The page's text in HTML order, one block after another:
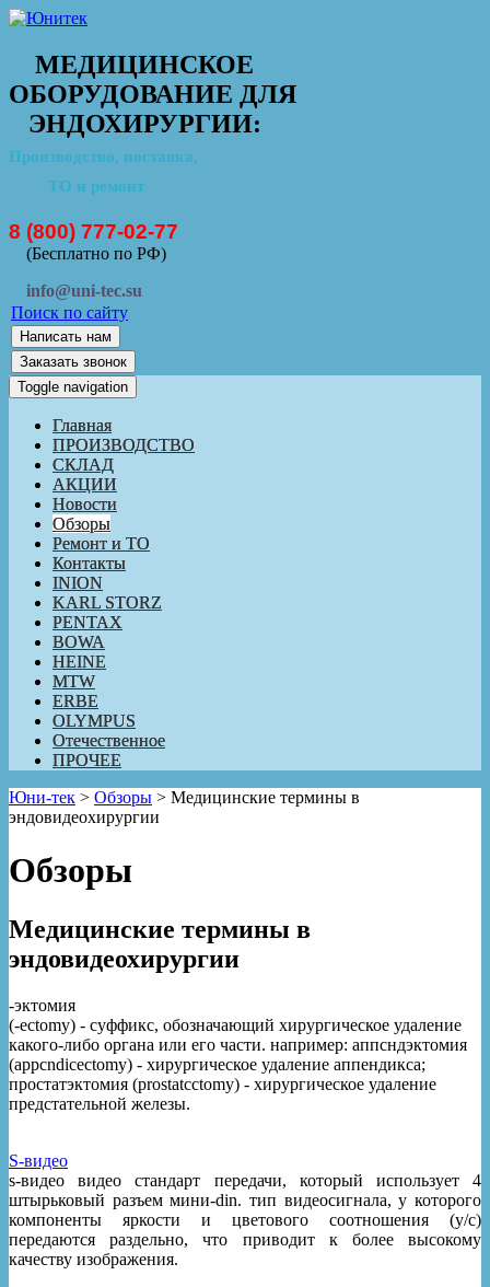
МЕДИЦИНСКОЕ
ОБОРУДОВАНИЕ ДЛЯ
ЭНДОХИРУРГИИ:
Производство, поставка,
ТО и ремонт
8 (800) 777-02-77
(Бесплатно по РФ)
info@uni-tec.su
Поиск по сайту
Написать нам
Заказать звонок
Toggle navigation
Главная
ПРОИЗВОДСТВО
СКЛАД
АКЦИИ
Новости
Обзоры
Ремонт и ТО
Контакты
INION
KARL STORZ
PENTAX
BOWA
HEINE
MTW
ERBE
OLYMPUS
Отечественное
ПРОЧЕЕ
Юни-тек > Обзоры > Медицинские термины в
эндовидеохирургии
Обзоры
Медицинские термины в
эндовидеохирургии
-эктомия
(-ectomy) - суффикс, обозначающий хирургическое удаление
какого-либо органа или его части. например: аппсндэктомия
(appcndicectomy) - хирургическое удаление аппендикса;
простатэктомия (prostatcctomy) - хирургическое удаление
предстательной железы.
S-видео
s-видео видео стандарт передачи, который использует 4
штырьковый разъем мини-din. тип видеосигнала, у которого
компоненты яркости и цветового соотношения (y/c)
передаются раздельно, что приводит к более высокому
качеству изображения.